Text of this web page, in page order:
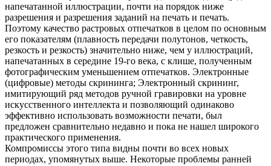
напечатанной иллюстрации, почти на порядок ниже
разрешения и разрешения заданий на печать и печать.
Поэтому качество растровых отпечатков в целом по основным
его показателям (плавность передачи полутонов, четкость,
резкость и резкость) значительно ниже, чем у иллюстраций,
напечатанных в середине 19-го века, с клише, полученным
фотографическим уменьшением отпечатков. Электронные
(цифровые) методы скрининга; Электронный скрининг,
имитирующий ряд методов ручной гравировки на уровне
искусственного интеллекта и позволяющий одинаково
эффективно использовать возможности печати, был
предложен сравнительно недавно и пока не нашел широкого
практического применения.
Компромиссы этого типа видны почти во всех новых
периодах, упомянутых выше. Некоторые проблемы ранней